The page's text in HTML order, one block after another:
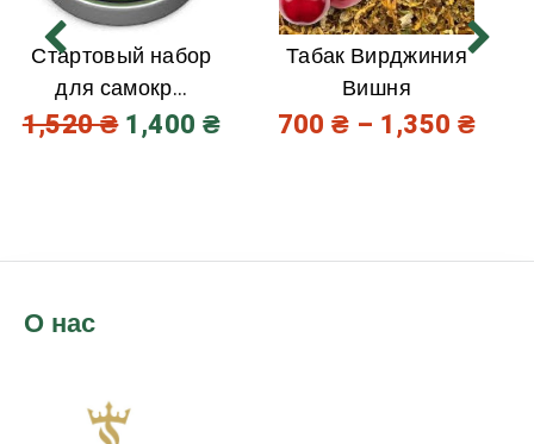
Стартовый набор
для самокр...
1,520₴ 1,400 ₴
Табак Вирджиния
Вишня
700₴ – 1,350 ₴
О нас